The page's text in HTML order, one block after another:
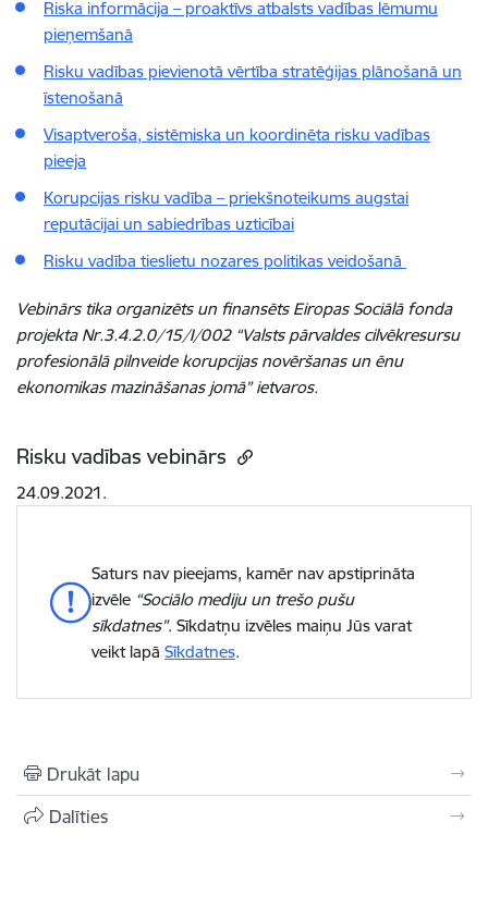
Riska informācija – proaktīvs atbalsts vadības lēmumu
pieņemšanā
Risku vadības pievienotā vērtība stratēģijas plānošanā un
īstenošanā
Visaptveroša, sistēmiska un koordinēta risku vadības
pieeja
Korupcijas risku vadība – priekšnoteikums augstai
reputācijai un sabiedrības uzticībai
Risku vadība tieslietu nozares politikas veidošanā
Vebinārs tika organizēts un finansēts Eiropas Sociālā fonda
projekta Nr.3.4.2.0/15/I/002 “Valsts pārvaldes cilvēkresursu
profesionālā pilnveide korupcijas novēršanas un ēnu
ekonomikas mazināšanas jomā” ietvaros.
Risku vadības vebinārs
24.09.2021.
Saturs nav pieejams, kamēr nav apstiprināta
izvēle “Sociālo mediju un trešo pušu
sīkdatnes”. Sīkdatņu izvēles maiņu Jūs varat
veikt lapā Sīkdatnes.
Drukāt lapu
Dalīties